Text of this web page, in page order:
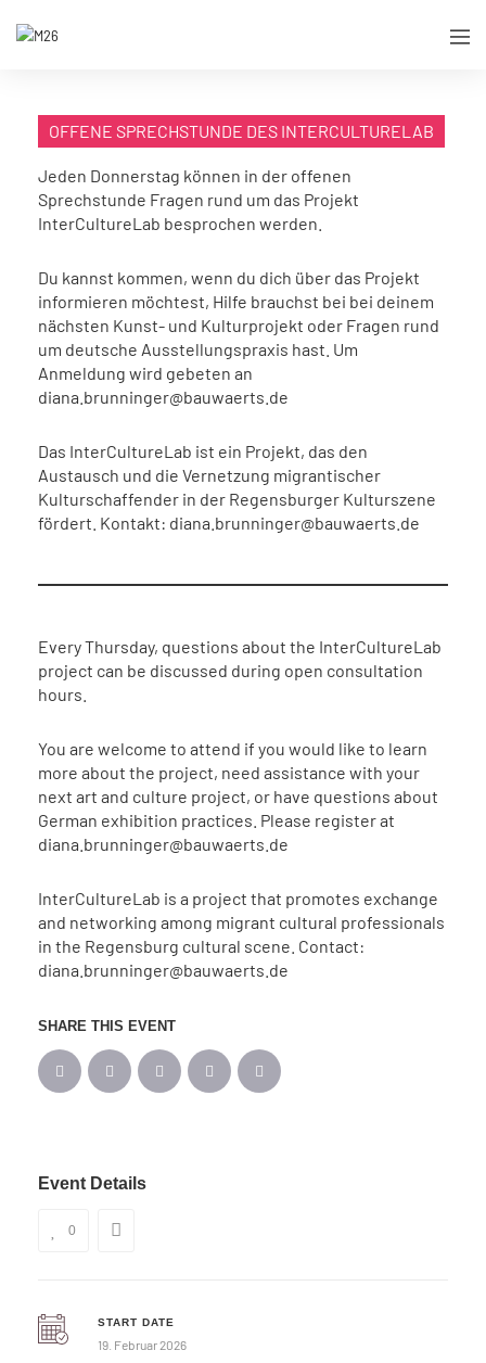
OFFENE SPRECHSTUNDE DES INTERCULTURELAB
Jeden Donnerstag können in der offenen
Sprechstunde Fragen rund um das Projekt
InterCultureLab besprochen werden.
Du kannst kommen, wenn du dich über das Projekt
informieren möchtest, Hilfe brauchst bei bei deinem
nächsten Kunst- und Kulturprojekt oder Fragen rund
um deutsche Ausstellungspraxis hast. Um
Anmeldung wird gebeten an
diana.brunninger@bauwaerts.de
Das InterCultureLab ist ein Projekt, das den
Austausch und die Vernetzung migrantischer
Kulturschaffender in der Regensburger Kulturszene
fördert. Kontakt: diana.brunninger@bauwaerts.de
Every Thursday, questions about the InterCultureLab
project can be discussed during open consultation
hours.
You are welcome to attend if you would like to learn
more about the project, need assistance with your
next art and culture project, or have questions about
German exhibition practices. Please register at
diana.brunninger@bauwaerts.de
InterCultureLab is a project that promotes exchange
and networking among migrant cultural professionals
in the Regensburg cultural scene. Contact:
diana.brunninger@bauwaerts.de
SHARE THIS EVENT
Event Details
0
START DATE
19. Februar 2026